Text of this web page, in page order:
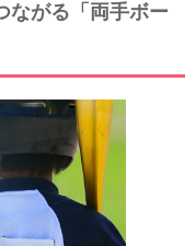
がる「両手ボー